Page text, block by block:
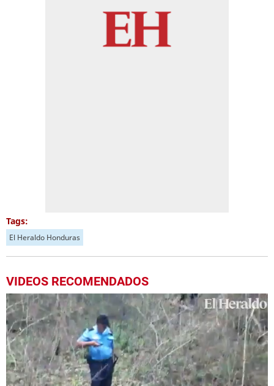
Tags:
El Heraldo Honduras
VIDEOS RECOMENDADOS
Próximo
Mueren cinco personas al estrellarse una avioneta en Roatán
00:36